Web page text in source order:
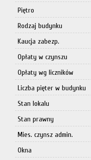
Piętro
Rodzaj budynku
Kaucja zabezp.
Opłaty w czynszu
Opłaty wg liczników
Liczba pięter w budynku
Stan lokalu
Stan prawny
Mies. czynsz admin.
Okna